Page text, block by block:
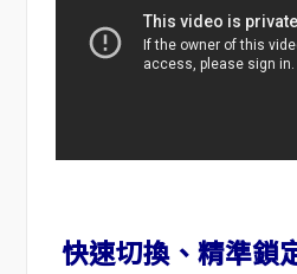
快速切換、精準